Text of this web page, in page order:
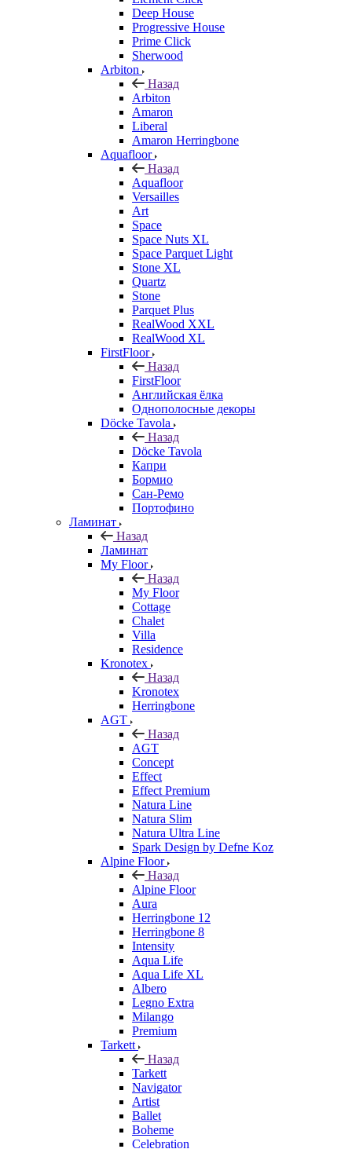
Deep House
Progressive House
Prime Click
Sherwood
Arbiton
Назад
Arbiton
Amaron
Liberal
Amaron Herringbone
Aquafloor
Назад
Aquafloor
Versailles
Art
Space
Space Nuts XL
Space Parquet Light
Stone XL
Quartz
Stone
Parquet Plus
RealWood XXL
RealWood XL
FirstFloor
Назад
FirstFloor
Английская ёлка
Однополосные декоры
Döcke Tavola
Назад
Döcke Tavola
Капри
Бормио
Сан-Ремо
Портофино
Ламинат
Назад
Ламинат
My Floor
Назад
My Floor
Cottage
Chalet
Villa
Residence
Kronotex
Назад
Kronotex
Herringbone
AGT
Назад
AGT
Concept
Effect
Effect Premium
Natura Line
Natura Slim
Natura Ultra Line
Spark Design by Defne Koz
Alpine Floor
Назад
Alpine Floor
Aura
Herringbone 12
Herringbone 8
Intensity
Aqua Life
Aqua Life XL
Albero
Legno Extra
Milango
Premium
Tarkett
Назад
Tarkett
Navigator
Artist
Ballet
Boheme
Celebration